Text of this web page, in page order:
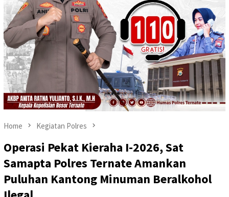
Home Kegiatan Polres
Operasi Pekat Kieraha I-2026, Sat
Samapta Polres Ternate Amankan
Puluhan Kantong Minuman Beralkohol